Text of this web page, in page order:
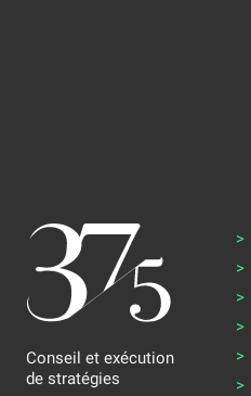
Conseil et exécution
de stratégies